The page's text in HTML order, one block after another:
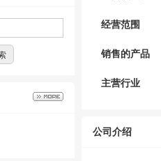
经营范围
销售的产品
主营行业
公司介绍